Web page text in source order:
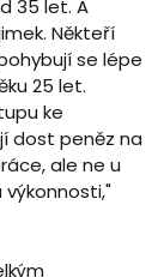
35 let. A
Někteří
se lépe
25 let.
ke
dost peněz na
ale ne u